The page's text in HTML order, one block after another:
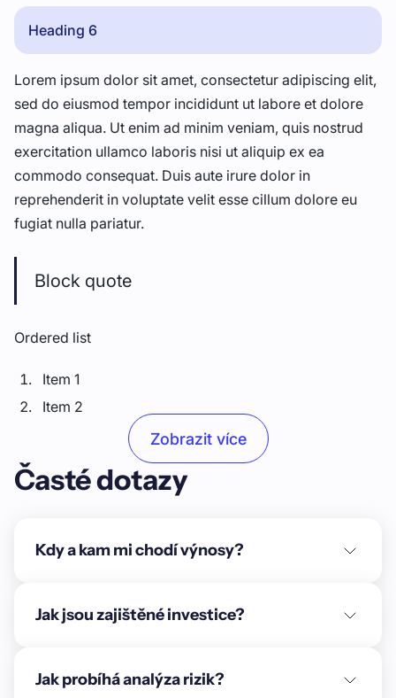
Heading 6
Lorem ipsum dolor sit amet, consectetur adipiscing elit,
sed do eiusmod tempor incididunt ut labore et dolore
magna aliqua. Ut enim ad minim veniam, quis nostrud
exercitation ullamco laboris nisi ut aliquip ex ea
commodo consequat. Duis aute irure dolor in
reprehenderit in voluptate velit esse cillum dolore eu
fugiat nulla pariatur.
Block quote
Ordered list
Item 1
Item 2
Unordered list
Item B
Text link
Emphasis
Zobrazit více
Časté dotazy
Kdy a kam mi chodí výnosy?
Jak jsou zajištěné investice?
Jak probíhá analýza rizik?